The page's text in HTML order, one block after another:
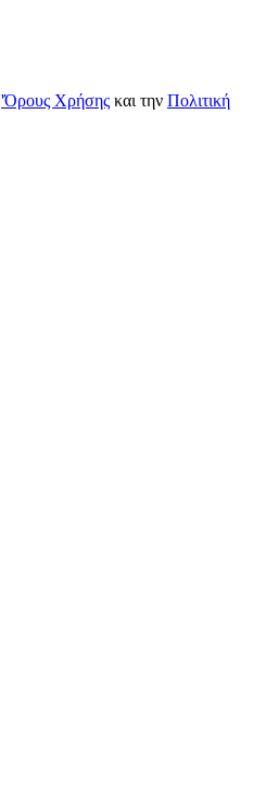
'Όρους Χρήσης και την Πολιτική